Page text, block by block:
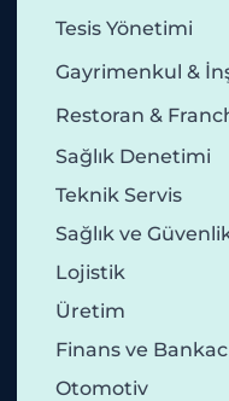
Tesis Yönetimi
Gayrimenkul &
Restoran &
Sağlık Denetimi
Teknik Servis
Sağlık ve
Lojistik
Üretim
Finans ve
Otomotiv